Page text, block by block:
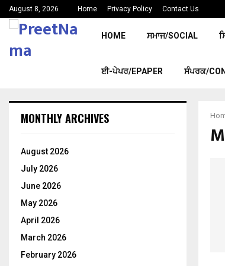
August 8, 2026 Home Privacy Policy Contact Us
HOME ਸਮਾਜ/SOCIAL
ਈ-ਪੇਪਰ/EPAPER ਸੰਪਰਕ/
MONTHLY ARCHIVES
August 2026
July 2026
June 2026
May 2026
April 2026
March 2026
February 2026